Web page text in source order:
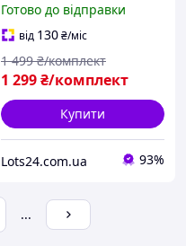
для полювання риболовлі
туризму охорони
Готово до відправки
від 130₴/міс
1 299₴/комплект
1 499 ₴/комплект
Купити
Lots24.com.ua 93%
...